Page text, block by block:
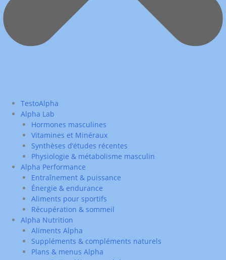
TestoAlpha
Alpha Lab
Hormones masculines
Vitamines et Minéraux
Synthèses d’études récentes
Physiologie & métabolisme masculin
Alpha Performance
Entraînement & puissance
Énergie & endurance
Aliments pour sportifs
Récupération & sommeil
Alpha Nutrition
Aliments Alpha
Suppléments & compléments naturels
Plans & menus Alpha